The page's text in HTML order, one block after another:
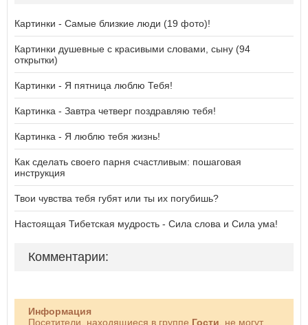
Картинки - Самые близкие люди (19 фото)!
Картинки душевные с красивыми словами, сыну (94
открытки)
Картинки - Я пятница люблю Тебя!
Картинка - Завтра четверг поздравляю тебя!
Картинка - Я люблю тебя жизнь!
Как сделать своего парня счастливым: пошаговая
инструкция
Твои чувства тебя губят или ты их погубишь?
Настоящая Тибетская мудрость - Сила слова и Сила ума!
Комментарии:
Информация
Посетители, находящиеся в группе Гости , не могут